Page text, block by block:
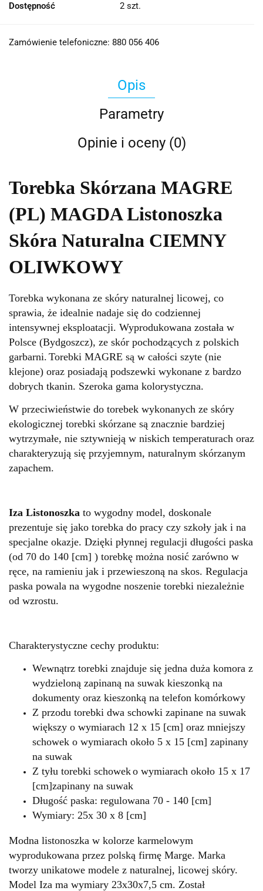
Dostępność 2 szt.
Zamówienie telefoniczne: 880 056 406
Opis
Parametry
Opinie i oceny (0)
Torebka Skórzana MAGRE
(PL) MAGDA Listonoszka
Skóra Naturalna CIEMNY
OLIWKOWY
Torebka wykonana ze skóry naturalnej licowej, co
sprawia, że idealnie nadaje się do codziennej
intensywnej eksploatacji. Wyprodukowana została w
Polsce (Bydgoszcz), ze skór pochodzących z polskich
garbarni. Torebki MAGRE są w całości szyte (nie
klejone) oraz posiadają podszewki wykonane z bardzo
dobrych tkanin. Szeroka gama kolorystyczna.
W przeciwieństwie do torebek wykonanych ze skóry
ekologicznej torebki skórzane są znacznie bardziej
wytrzymałe, nie sztywnieją w niskich temperaturach oraz
charakteryzują się przyjemnym, naturalnym skórzanym
zapachem.
Iza Listonoszka to wygodny model, doskonale
prezentuje się jako torebka do pracy czy szkoły jak i na
specjalne okazje. Dzięki płynnej regulacji długości paska
(od 70 do 140 [cm] ) torebkę można nosić zarówno w
ręce, na ramieniu jak i przewieszoną na skos. Regulacja
paska powala na wygodne noszenie torebki niezależnie
od wzrostu.
Charakterystyczne cechy produktu:
Wewnątrz torebki znajduje się jedna duża komora z
wydzieloną zapinaną na suwak kieszonką na
dokumenty oraz kieszonką na telefon komórkowy
Z przodu torebki dwa schowki zapinane na suwak
większy o wymiarach 12 x 15 [cm] oraz mniejszy
schowek o wymiarach około 5 x 15 [cm] zapinany
na suwak
Z tyłu torebki schoweko wymiarach około 15 x 17
[cm]zapinany na suwak
Długość paska: regulowana 70 - 140 [cm]
Wymiary: 25x 30 x 8 [cm]
Modna listonoszka w kolorze karmelowym
wyprodukowana przez polską firmę Marge. Marka
tworzy unikatowe modele z naturalnej, licowej skóry.
Model Iza ma wymiary 23x30x7,5 cm. Został